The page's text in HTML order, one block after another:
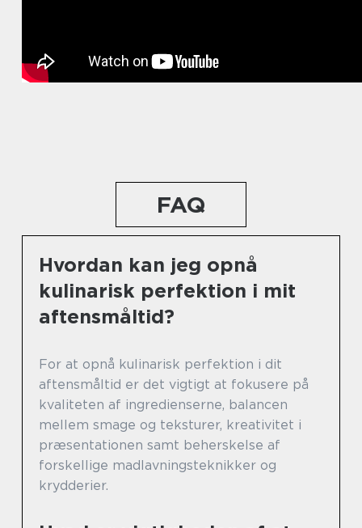
FAQ
Hvordan kan jeg opnå
kulinarisk perfektion i mit
aftensmåltid?
For at opnå kulinarisk perfektion i dit
aftensmåltid er det vigtigt at fokusere på
kvaliteten af ingredienserne, balancen
mellem smage og teksturer, kreativitet i
præsentationen samt beherskelse af
forskellige madlavningsteknikker og
krydderier.